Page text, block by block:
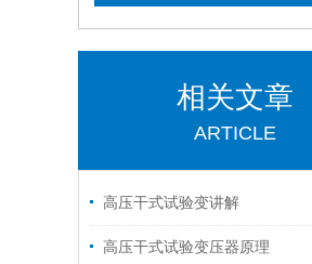
相关文章
ARTICLE
高压干式试验变讲解
高压干式试验变压器原理